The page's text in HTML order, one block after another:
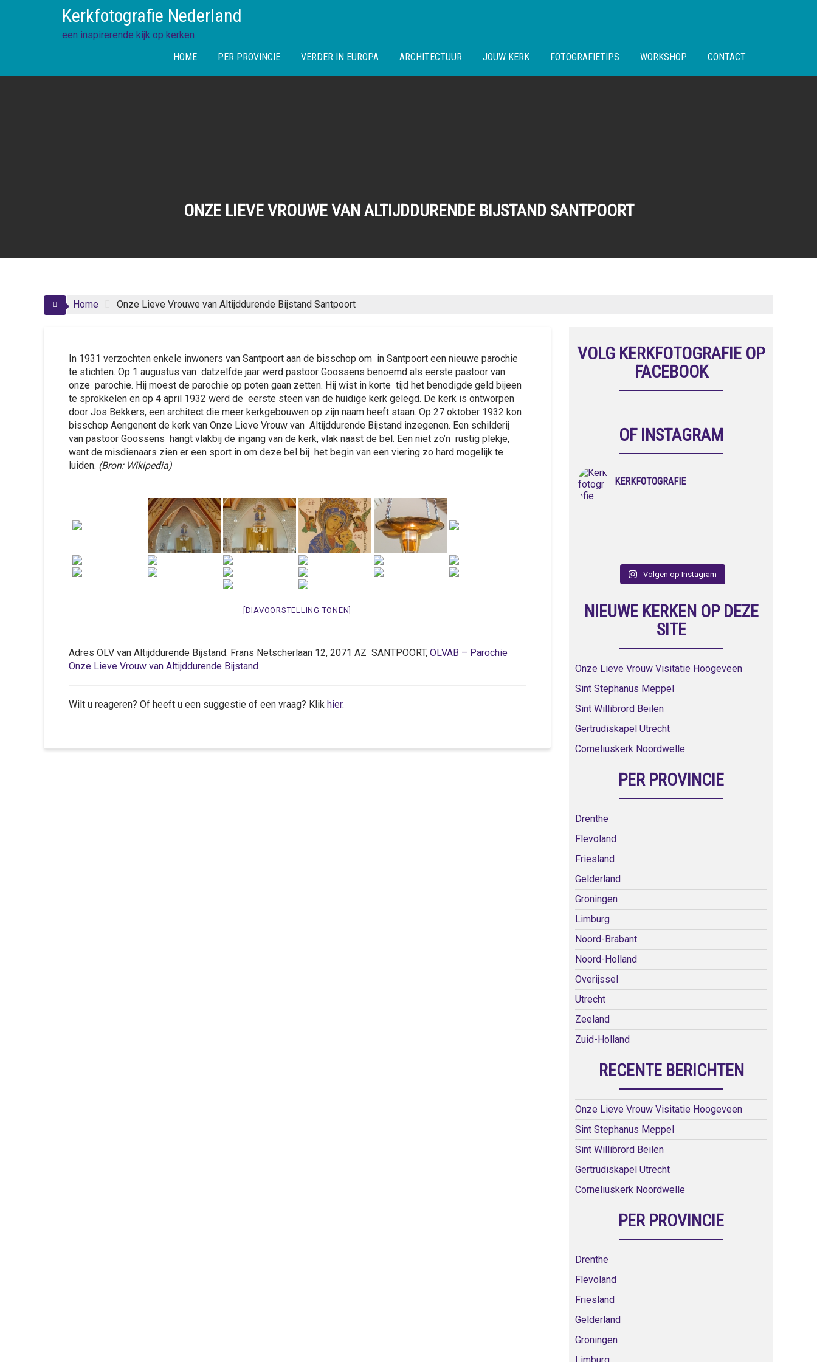
Kerkfotografie Nederland
een inspirerende kijk op kerken
HOME
PER PROVINCIE VERDER IN EUROPA ARCHITECTUUR JOUW KERK FOTOGRAFIETIPS WORKSHOP CONTACT
ONZE LIEVE VROUWE VAN ALTIJDDURENDE BIJSTAND SANTPOORT
Home Onze Lieve Vrouwe van Altijddurende Bijstand Santpoort
In 1931 verzochten enkele inwoners van Santpoort aan de bisschop om in Santpoort een nieuwe parochie
te stichten. Op 1 augustus van datzelfde jaar werd pastoor Goossens benoemd als eerste pastoor van
onze parochie. Hij moest de parochie op poten gaan zetten. Hij wist in korte tijd het benodigde geld bijeen
te sprokkelen en op 4 april 1932 werd de eerste steen van de huidige kerk gelegd. De kerk is ontworpen
door Jos Bekkers, een architect die meer kerkgebouwen op zijn naam heeft staan. Op 27 oktober 1932 kon
bisschop Aengenent de kerk van Onze Lieve Vrouw van Altijddurende Bijstand inzegenen. Een schilderij
van pastoor Goossens hangt vlakbij de ingang van de kerk, vlak naast de bel. Een niet zo’n rustig plekje,
want de misdienaars zien er een sport in om deze bel bij het begin van een viering zo hard mogelijk te
luiden. (Bron: Wikipedia)
[DIAVOORSTELLING TONEN]
Adres OLV van Altijddurende Bijstand: Frans Netscherlaan 12, 2071 AZ SANTPOORT, OLVAB – Parochie
Onze Lieve Vrouw van Altijddurende Bijstand
Wilt u reageren? Of heeft u een suggestie of een vraag? Klik hier.
VOLG KERKFOTOGRAFIE OP
FACEBOOK
OF INSTAGRAM
KERKFOTOGRAFIE
Volgen op Instagram
NIEUWE KERKEN OP DEZE
SITE
Onze Lieve Vrouw Visitatie Hoogeveen
Sint Stephanus Meppel
Sint Willibrord Beilen
Gertrudiskapel Utrecht
Corneliuskerk Noordwelle
PER PROVINCIE
Drenthe
Flevoland
Friesland
Gelderland
Groningen
Limburg
Noord-Brabant
Noord-Holland
Overijssel
Utrecht
Zeeland
Zuid-Holland
RECENTE BERICHTEN
Onze Lieve Vrouw Visitatie Hoogeveen
Sint Stephanus Meppel
Sint Willibrord Beilen
Gertrudiskapel Utrecht
Corneliuskerk Noordwelle
PER PROVINCIE
Drenthe
Flevoland
Friesland
Gelderland
Groningen